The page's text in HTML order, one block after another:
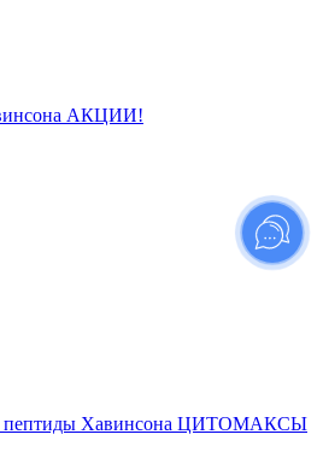
АКЦИИ!
пептиды Хавинсона ЦИТОМАКСЫ